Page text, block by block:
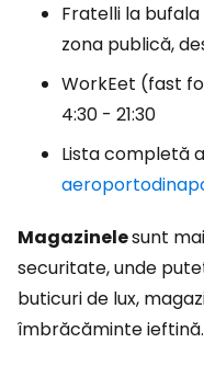
Fratelli la
zona publică,
WorkEet (fast
4:30 - 21:30
Lista completă
Magazinelesunt
securitate, unde
buticuri de lux,
îmbrăcăminte ieftină.